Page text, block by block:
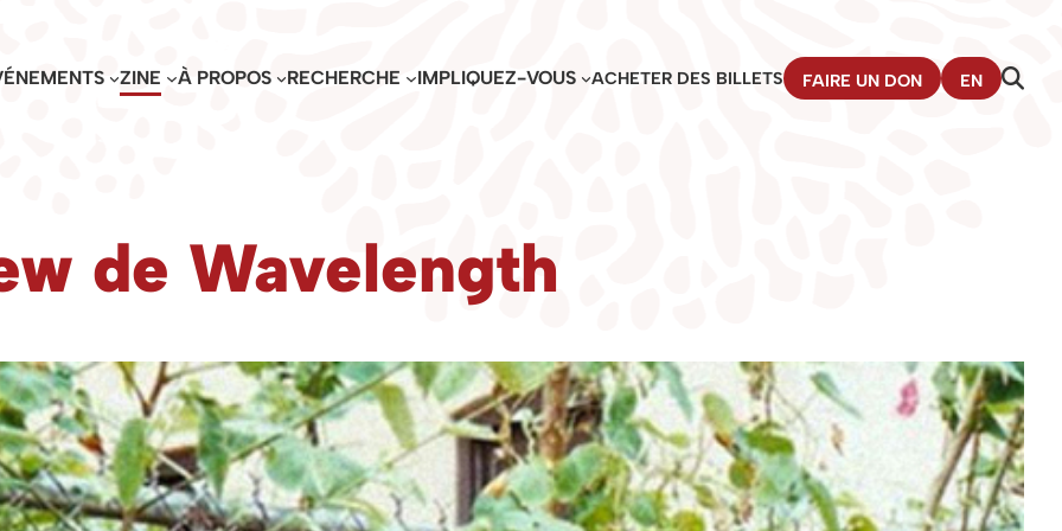
ZINE À PROPOS RECHERCHE IMPLIQUEZ-VOUS ACHETER DES BILLETS FAIRE UN DON EN
de Wavelength